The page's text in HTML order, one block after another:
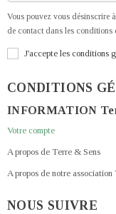
Vous pouvez vous désinscrire
de contact dans les conditions
J'accepte les conditions
CONDITIONS
INFORMATION
Votre compte
A propos de Terre & Sens
A propos de notre
NOUS SUIVRE